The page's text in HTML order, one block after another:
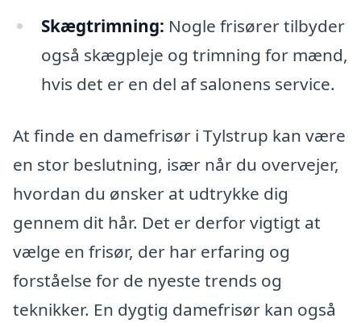
Skægtrimning: Nogle frisører tilbyder
også skægpleje og trimning for mænd,
hvis det er en del af salonens service.
At finde en damefrisør i Tylstrup kan være
en stor beslutning, især når du overvejer,
hvordan du ønsker at udtrykke dig
gennem dit hår. Det er derfor vigtigt at
vælge en frisør, der har erfaring og
forståelse for de nyeste trends og
teknikker. En dygtig damefrisør kan også